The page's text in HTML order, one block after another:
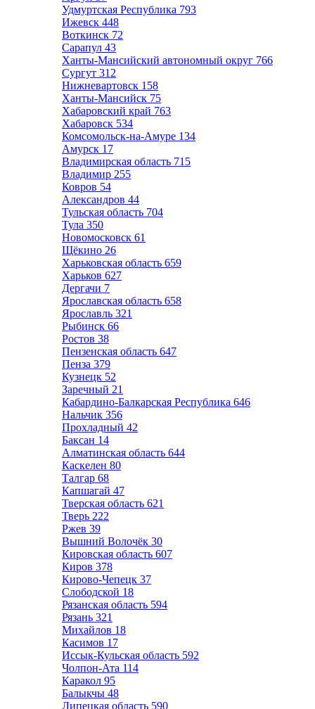
Удмуртская Республика 793
Ижевск 448
Воткинск 72
Сарапул 43
Ханты-Мансийский автономный округ 766
Сургут 312
Нижневартовск 158
Ханты-Мансийск 75
Хабаровский край 763
Хабаровск 534
Комсомольск-на-Амуре 134
Амурск 17
Владимирская область 715
Владимир 255
Ковров 54
Александров 44
Тульская область 704
Тула 350
Новомосковск 61
Щёкино 26
Харьковская область 659
Харьков 627
Дергачи 7
Ярославская область 658
Ярославль 321
Рыбинск 66
Ростов 38
Пензенская область 647
Пенза 379
Кузнецк 52
Заречный 21
Кабардино-Балкарская Республика 646
Нальчик 356
Прохладный 42
Баксан 14
Алматинская область 644
Каскелен 80
Талгар 68
Капшагай 47
Тверская область 621
Тверь 222
Ржев 39
Вышний Волочёк 30
Кировская область 607
Киров 378
Кирово-Чепецк 37
Слободской 18
Рязанская область 594
Рязань 321
Михайлов 18
Касимов 17
Иссык-Кульская область 592
Чолпон-Ата 114
Каракол 95
Балыкчы 48
Липецкая область 590